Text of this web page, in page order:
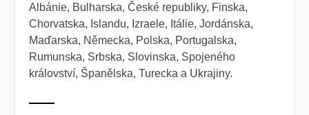
Albánie, Bulharska, České republiky, Finska,
Chorvatska, Islandu, Izraele, Itálie, Jordánska,
Maďarska, Německa, Polska, Portugalska,
Rumunska, Srbska, Slovinska, Spojeného
království, Španělska, Turecka a Ukrajiny.